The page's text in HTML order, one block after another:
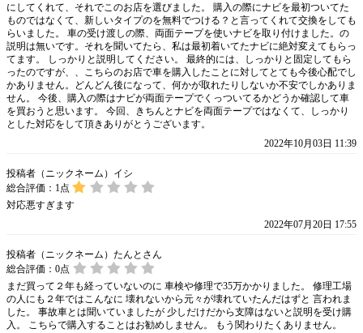
にしてくれて、それでこのお店を選びました。 購入の際にナビを最初ついてた
ものではなくて、新しいタイプのを無料でつける？と言ってくれて交換をしても
らいました。 車の受け渡しの際、両面テープを使いナビを取り付けました。の
説明は無いです。それを聞いてたら、私は最初着いてたナビに絶対変えてもらっ
てます。 しっかりと説明してください。 最終的には、しっかりと固定してもら
ったのですが、、こちらのお店で車を購入したことに対してとても今後心配でし
かありません。どんどん後になって、何かが取れたりしないか不安でしかありま
せん。 今後、購入の際はナビが両面テープでくっついてるかどうか確認して車
を買おうと思います。 今回、きちんとナビを両面テープではなくて、しっかり
とした対応をして頂きありがとうございます。
2022年10月03日 11:39
投稿者（ニックネーム）イシ
総合評価： 1点
対応悪すぎます
2022年07月20日 17:55
投稿者（ニックネーム）たんとさん
総合評価： 0点
まだ買って２年も経っていないのに 車検や修理で35万かかりました。 修理工場
の人にも２年ではこんなに 壊れないから元々が壊れていたんだはずと 言われま
した。 事故車とは聞いていましたが 少しだけだから支障はないと説明を受け購
入。 こちらで購入することはお勧めしません。 もう関わりたくありません。